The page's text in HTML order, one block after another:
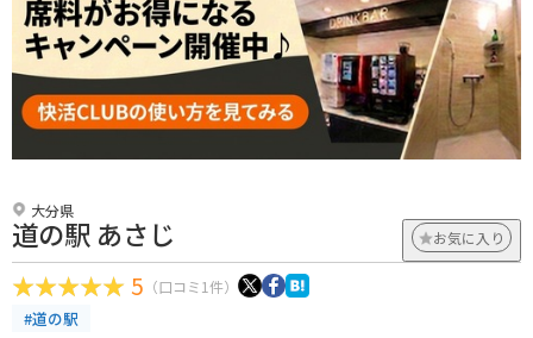
大分県
道の駅 あさじ お気に入り
5 （口コミ1件）
#道の駅